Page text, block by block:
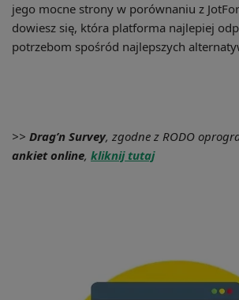
jego mocne strony w porównaniu z
dowiesz się, która platforma najlepiej
potrzebom spośród najlepszych
>> Drag’n Survey, zgodne z RODO
ankiet online, kliknij tutaj